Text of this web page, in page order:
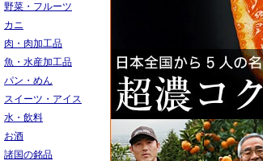
野菜・フルーツ
カニ
肉・肉加工品
魚・水産加工品
パン・めん
スイーツ・アイス
水・飲料
お酒
諸国の銘品